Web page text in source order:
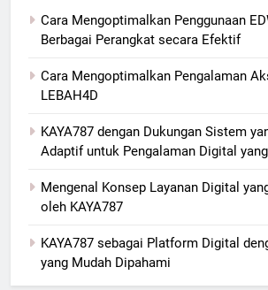
Cara Mengoptimalkan Penggunaan
Berbagai Perangkat secara Efektif
Cara Mengoptimalkan Pengalaman
LEBAH4D
KAYA787 dengan Dukungan Sistem
Adaptif untuk Pengalaman Digital
Mengenal Konsep Layanan Digital
oleh KAYA787
KAYA787 sebagai Platform Digital
yang Mudah Dipahami